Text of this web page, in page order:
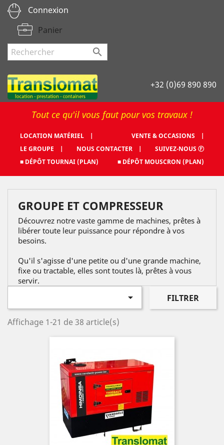
Connexion
Panier

+32 (0)69 890 890
Tout ce qu'il vous faut pour vos travaux !
LOCATION MATÉRIEL |
VENTE & OCCASIONS |
LE GROUPE |
NOUS CONTACTER |
SUIVEZ-NOUS Ⓕ
■ DÉPÔT TOURNAI (PLAN)
■ DÉPÔT MOUSCRON (PLAN)
GROUPE ET COMPRESSEUR
Découvrez notre vaste gamme de machines, prêtes à
libérer toute leur puissance pour répondre à vos
besoins.
Qu'il s'agisse d'une petite ou d'une grande machine,
fixe ou tractable, elles sont toutes là, prêtes à vous
servir.
 FILTRER
Affichage 1-21 de 38 article(s)